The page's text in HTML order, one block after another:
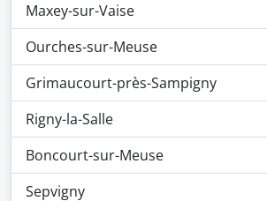
Maxey-sur-Vaise
Ourches-sur-Meuse
Grimaucourt-près-Sampigny
Rigny-la-Salle
Boncourt-sur-Meuse
Sepvigny